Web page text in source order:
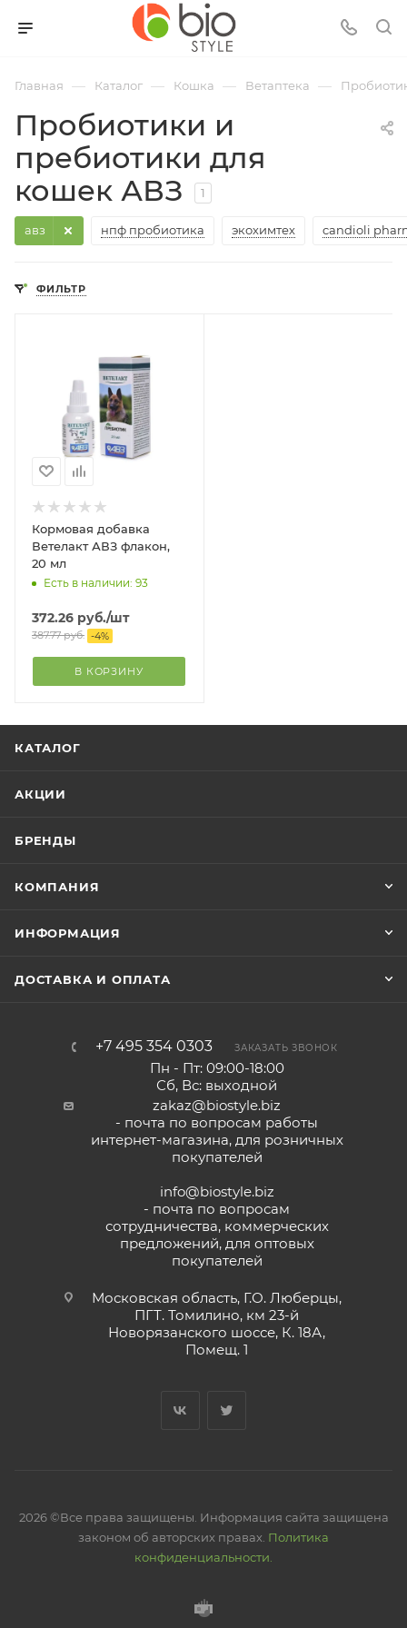
Главная — Каталог — Кошка — Ветаптека —
Пробиотики и
пребиотики для
кошек АВЗ
1
нпф пробиотика
авз экохимтех candioli
ФИЛЬТР
Кормовая добавка
Ветелакт АВЗ флакон,
20 мл
Есть в наличии: 93
372.26 руб./шт
387.77руб. -4%
В КОРЗИНУ
КАТАЛОГ
АКЦИИ
БРЕНДЫ
КОМПАНИЯ
ИНФОРМАЦИЯ
ДОСТАВКА И ОПЛАТА
+7 495 354 0303 ЗАКАЗАТЬ ЗВОНОК
Пн - Пт: 09:00-18:00
Сб, Вс: выходной
zakaz@biostyle.biz
- почта по вопросам работы
интернет-магазина, для розничных
покупателей
info@biostyle.biz
- почта по вопросам
сотрудничества, коммерческих
предложений, для оптовых
покупателей
Московская область, Г.О. Люберцы,
ПГТ. Томилино, км 23-й
Новорязанского шоссе, К. 18А,
Помещ. 1
2026 ©Все права защищены. Информация сайта защищена
законом об авторских правах. Политика
конфиденциальности.